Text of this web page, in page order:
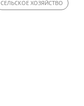
СЕЛЬСКОЕ ХОЗЯЙСТВО